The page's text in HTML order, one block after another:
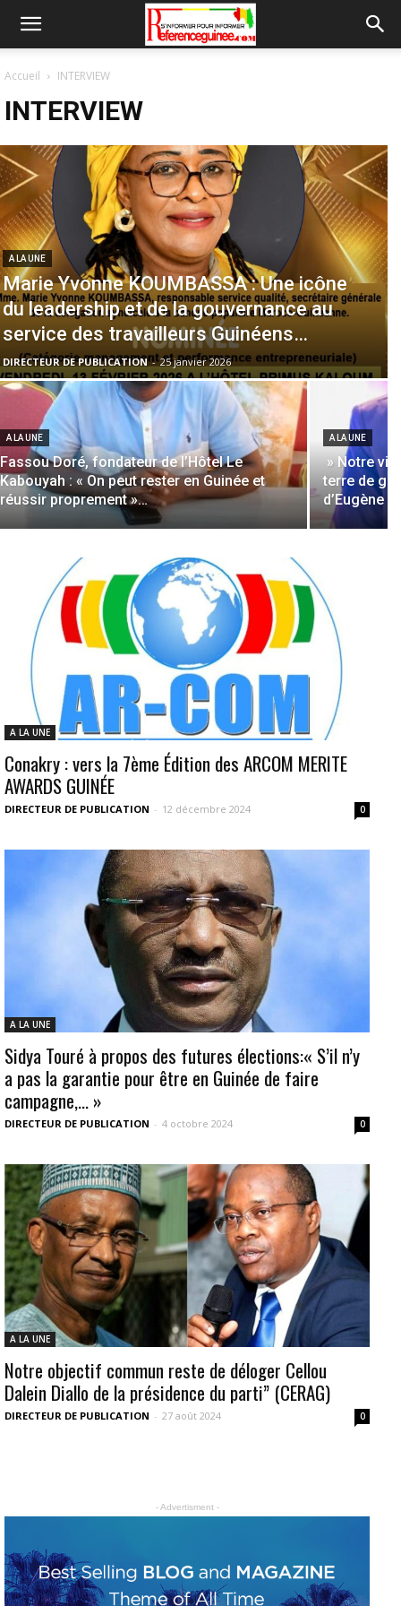
Accueil INTERVIEW
INTERVIEW
A LA UNE
Marie Yvonne KOUMBASSA : Une icône
du leadership et de la gouvernance au
service des travailleurs Guinéens…
DIRECTEUR DE PUBLICATION - 25 janvier 2026
A LA UNE
Fassou Doré, fondateur de l’Hôtel Le
Kabouyah : « On peut rester en Guinée et
réussir proprement »…
A LA UNE
» Notre
terre de
d’Eugène
A LA UNE
Conakry : vers la 7ème Édition des ARCOM MERITE
AWARDS GUINÉE
DIRECTEUR DE PUBLICATION - 12 décembre 2024 0
A LA UNE
Sidya Touré à propos des futures élections:« S’il n’y
a pas la garantie pour être en Guinée de faire
campagne,… »
DIRECTEUR DE PUBLICATION - 4 octobre 2024 0
A LA UNE
Notre objectif commun reste de déloger Cellou
Dalein Diallo de la présidence du parti” (CERAG)
DIRECTEUR DE PUBLICATION - 27 août 2024 0
- Advertisment -